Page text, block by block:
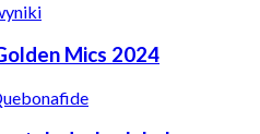
Mics 2024